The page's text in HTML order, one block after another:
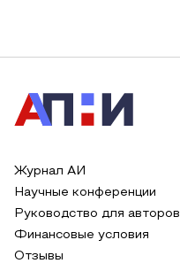
Журнал АИ
Научные конференции
Руководство для авторов
Финансовые условия
Отзывы